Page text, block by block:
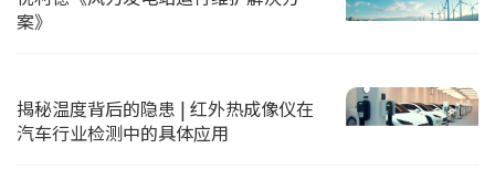
案》
揭秘温度背后的隐患 | 红外热成像仪在
汽车行业检测中的具体应用